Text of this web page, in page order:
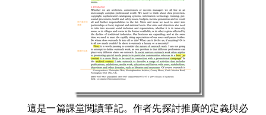
這是一篇課堂閱讀筆記。作者先探討推廣的定義與必